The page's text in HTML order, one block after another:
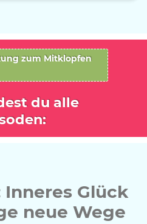
zum Mitklopfen
du alle
Inneres Glück
neue Wege